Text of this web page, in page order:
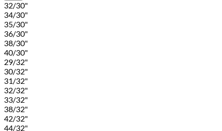
32/30"
34/30"
35/30"
36/30"
38/30"
40/30"
29/32"
30/32"
31/32"
32/32"
33/32"
38/32"
42/32"
44/32"